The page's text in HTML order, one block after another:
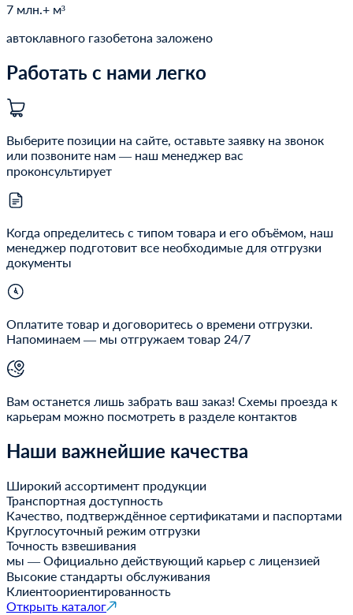
7 млн.+ м³
автоклавного газобетона заложено
Работать с нами легко
Выберите позиции на сайте, оставьте заявку на звонок
или позвоните нам — наш менеджер вас
проконсультирует
Когда определитесь с типом товара и его объёмом, наш
менеджер подготовит все необходимые для отгрузки
документы
Оплатите товар и договоритесь о времени отгрузки.
Напоминаем — мы отгружаем товар 24/7
Вам останется лишь забрать ваш заказ! Схемы проезда к
карьерам можно посмотреть в разделе контактов
Наши важнейшие качества
Широкий ассортимент продукции
Транспортная доступность
Качество, подтверждённое сертификатами и паспортами
Круглосуточный режим отгрузки
Точность взвешивания
мы — Официально действующий карьер с лицензией
Высокие стандарты обслуживания
Клиентоориентированность
Открыть каталог